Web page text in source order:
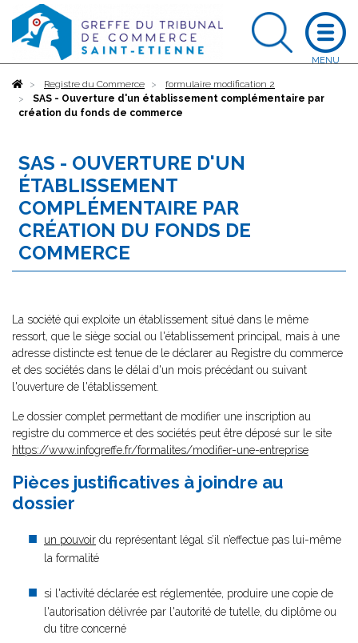
AccueilRegistre du Commerce
formulaire modification 2
SAS - Ouverture d'un établissement complémentaire par
création du fonds de commerce
SAS - OUVERTURE D'UN
ÉTABLISSEMENT
COMPLÉMENTAIRE PAR
CRÉATION DU FONDS DE
COMMERCE
La société qui exploite un établissement situé dans le même
ressort, que le siège social ou l'établissement principal, mais à une
adresse distincte est tenue de le déclarer au Registre du commerce
et des sociétés dans le délai d'un mois précédant ou suivant
l'ouverture de l'établissement.
Le dossier complet permettant de modifier une inscription au
registre du commerce et des sociétés peut être déposé sur le site
https://www.infogreffe.fr/formalites/modifier-une-entreprise
Pièces justificatives à joindre au
dossier
un pouvoir du représentant légal s’il n’effectue pas lui-même
la formalité
si l'activité déclarée est réglementée, produire une copie de
l'autorisation délivrée par l'autorité de tutelle, du diplôme ou
du titre concerné